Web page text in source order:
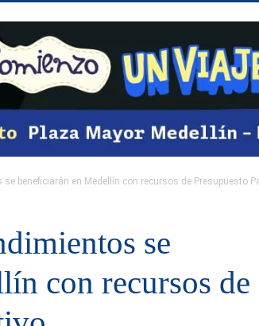
beneficiarán en Medellín con recursos de Presupuesto
se
con recursos de